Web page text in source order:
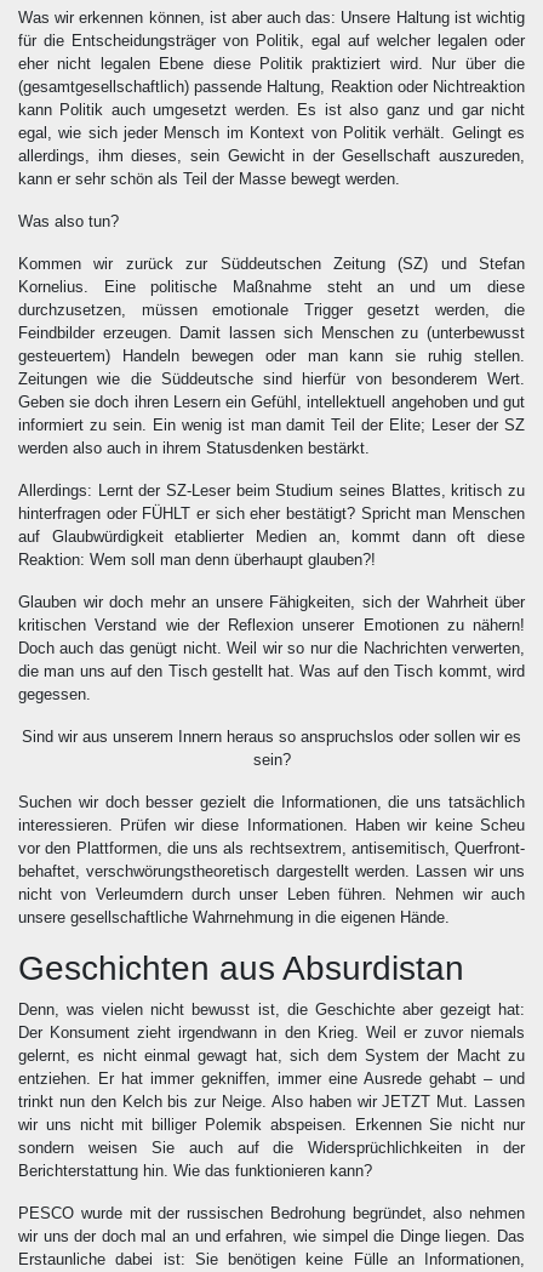
Was wir erkennen können, ist aber auch das: Unsere Haltung ist wichtig
für die Entscheidungsträger von Politik, egal auf welcher legalen oder
eher nicht legalen Ebene diese Politik praktiziert wird. Nur über die
(gesamtgesellschaftlich) passende Haltung, Reaktion oder Nichtreaktion
kann Politik auch umgesetzt werden. Es ist also ganz und gar nicht
egal, wie sich jeder Mensch im Kontext von Politik verhält. Gelingt es
allerdings, ihm dieses, sein Gewicht in der Gesellschaft auszureden,
kann er sehr schön als Teil der Masse bewegt werden.
Was also tun?
Kommen wir zurück zur Süddeutschen Zeitung (SZ) und Stefan
Kornelius. Eine politische Maßnahme steht an und um diese
durchzusetzen, müssen emotionale Trigger gesetzt werden, die
Feindbilder erzeugen. Damit lassen sich Menschen zu (unterbewusst
gesteuertem) Handeln bewegen oder man kann sie ruhig stellen.
Zeitungen wie die Süddeutsche sind hierfür von besonderem Wert.
Geben sie doch ihren Lesern ein Gefühl, intellektuell angehoben und gut
informiert zu sein. Ein wenig ist man damit Teil der Elite; Leser der SZ
werden also auch in ihrem Statusdenken bestärkt.
Allerdings: Lernt der SZ-Leser beim Studium seines Blattes, kritisch zu
hinterfragen oder FÜHLT er sich eher bestätigt? Spricht man Menschen
auf Glaubwürdigkeit etablierter Medien an, kommt dannoft diese
Reaktion: Wem soll man denn überhaupt glauben?!
Glauben wir doch mehr an unsere Fähigkeiten, sich der Wahrheit über
kritischen Verstand wie der Reflexion unserer Emotionen zu nähern!
Doch auch das genügt nicht. Weil wir so nur die Nachrichten verwerten,
die man uns auf den Tisch gestellt hat. Was auf den Tisch kommt, wird
gegessen.
Sind wir aus unserem Innern heraus so anspruchslos oder sollen wir es
sein?
Suchen wir doch besser gezielt die Informationen, die uns tatsächlich
interessieren. Prüfen wir diese Informationen. Haben wir keine Scheu
vor den Plattformen, die uns als rechtsextrem, antisemitisch, Querfront-
behaftet, verschwörungstheoretisch dargestellt werden. Lassen wir uns
nicht von Verleumdern durch unser Leben führen. Nehmen wir auch
unsere gesellschaftliche Wahrnehmung in die eigenen Hände.
Geschichten aus Absurdistan
Denn, was vielen nicht bewusst ist, die Geschichte aber gezeigt hat:
Der Konsument zieht irgendwann in den Krieg. Weil er zuvor niemals
gelernt, es nicht einmal gewagt hat, sich dem System der Macht zu
entziehen. Er hat immer gekniffen, immer eine Ausrede gehabt – und
trinkt nun den Kelch bis zur Neige. Also haben wir JETZT Mut. Lassen
wir uns nicht mit billiger Polemik abspeisen. Erkennen Sie nicht nur
sondern weisen Sie auch auf die Widersprüchlichkeiten in der
Berichterstattung hin. Wie das funktionieren kann?
PESCO wurde mit der russischen Bedrohung begründet, also nehmen
wir uns der doch mal an und erfahren, wie simpel die Dinge liegen. Das
Erstaunliche dabei ist: Sie benötigen keine Fülle an Informationen,